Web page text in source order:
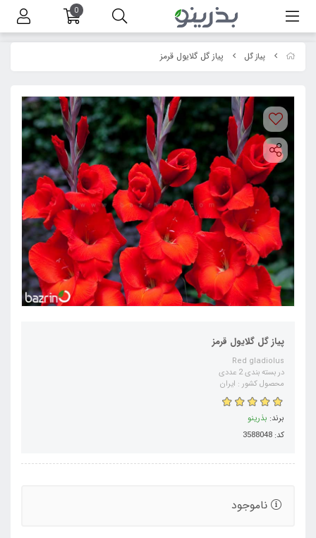
پیاز گل پیاز گل گلایول قرمز
پیاز گل گلایول قرمز
Red gladiolus
در بسته بندی 2 عددی
محصول کشور : ایران
برند: بذرینو
کد: 3588048
ناموجود
0